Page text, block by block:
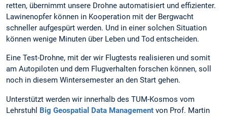
retten, übernimmt unsere Drohne automatisiert und effizienter.
Lawinenopfer können in Kooperation mit der Bergwacht
schneller aufgespürt werden. Und in einer solchen Situation
können wenige Minuten über Leben und Tod entscheiden.
Eine Test-Drohne, mit der wir Flugtests realisieren und somit
am Autopiloten und dem Flugverhalten forschen können, soll
noch in diesem Wintersemester an den Start gehen.
Unterstützt werden wir innerhalb des TUM-Kosmos vom
Lehrstuhl Big Geospatial Data Management von Prof. Martin